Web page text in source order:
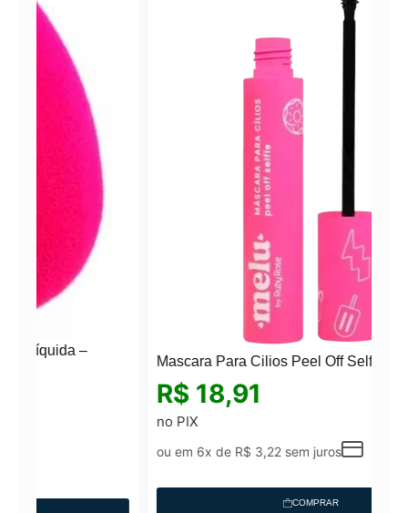
Mascara Para Cilios Peel Off Selfie Melu
18,91
3,22sem juros